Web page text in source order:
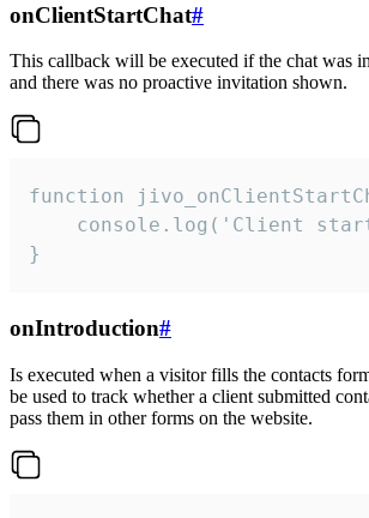
onClientStartChat#
This callback will be executed if the chat was
and there was no proactive invitation shown.
function
console.log('Client
}
onIntroduction#
Is executed when a visitor fills the contacts
be used to track whether a client submitted
pass them in other forms on the website.